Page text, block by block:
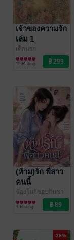
เจ้าของความรัก
เล่ม 1
เด็กนรก
นิยาย Girl
Love/Yuri
11 Rating
(ห้าม)รัก พี่สาว
คนนี้
น้องโมจิชอบกินชา
ไทย
นิยาย Girl
Love/Yuri
3 Rating
-38%